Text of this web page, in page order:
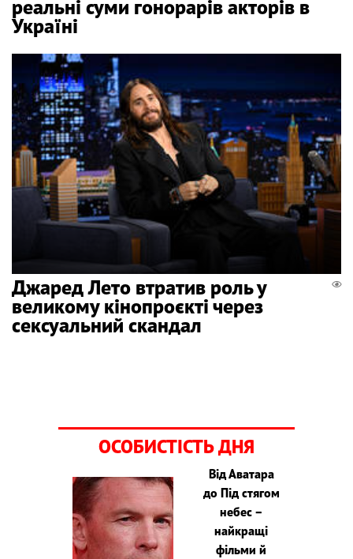
реальні суми гонорарів акторів в
Україні
Джаред Лето втратив роль у
великому кінопроєкті через
сексуальний скандал
ОСОБИСТІСТЬ ДНЯ
Від Аватара
до Під стягом
небес –
найкращі
фільми й